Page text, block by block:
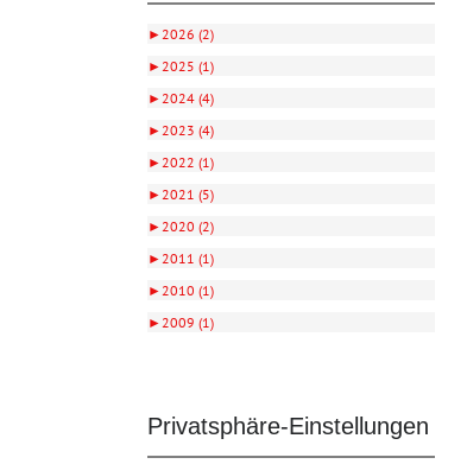
►2026 (2)
►2025 (1)
►2024 (4)
►2023 (4)
►2022 (1)
►2021 (5)
►2020 (2)
►2011 (1)
►2010 (1)
►2009 (1)
Privatsphäre-Einstellungen